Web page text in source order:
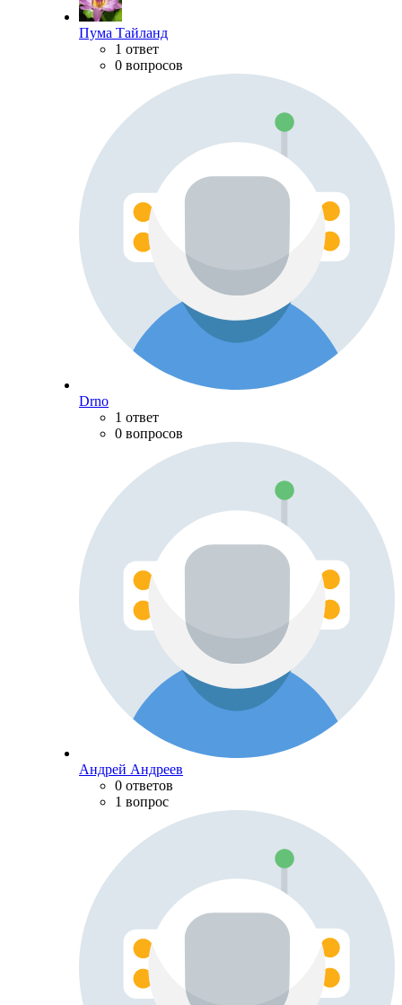
Пума Тайланд
1 ответ
0 вопросов
Drno
1 ответ
0 вопросов
Андрей Андреев
0 ответов
1 вопрос